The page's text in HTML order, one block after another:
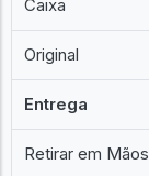
Caixa
Original
Entrega
Retirar em Mãos